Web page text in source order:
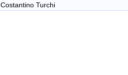
Costantino Turchi